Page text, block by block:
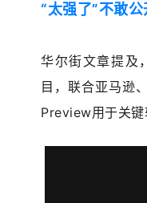
“太强了”不敢
华尔街文章提及
目，联合亚马逊
Preview用于关键